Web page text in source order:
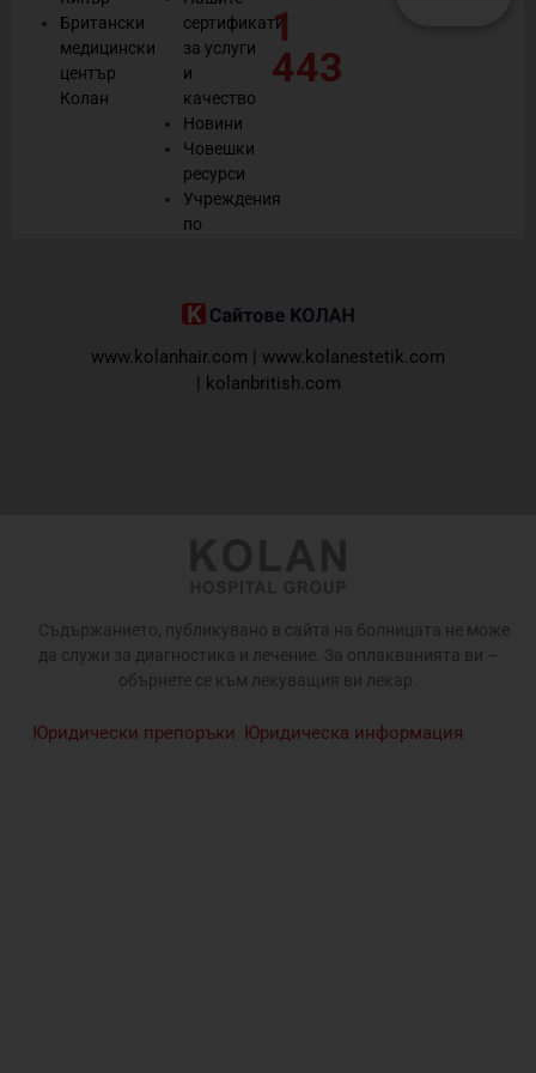
Британски
медицински
център
Колан
сертификати
за услуги
и
качество
Новини
Човешки
ресурси
Учреждения
по
1
443
www.kolanhair.com
www.kolanestetik.com
kolanbritish.com
Съдържанието, публикувано в сайта на болницата не може
да служи за диагностика и лечение. За оплакванията ви –
обърнете се към лекуващия ви лекар.
Юридически препоръки Юридическа информация